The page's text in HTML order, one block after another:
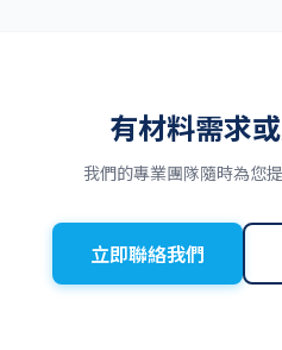
有材料需求
我們的專業團隊隨時為您
立即聯絡我們